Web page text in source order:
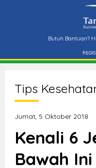
Butuh Bantuan?
Tips
Jumat, 5 Oktober 2018
Kenali 6
Bawah Ini